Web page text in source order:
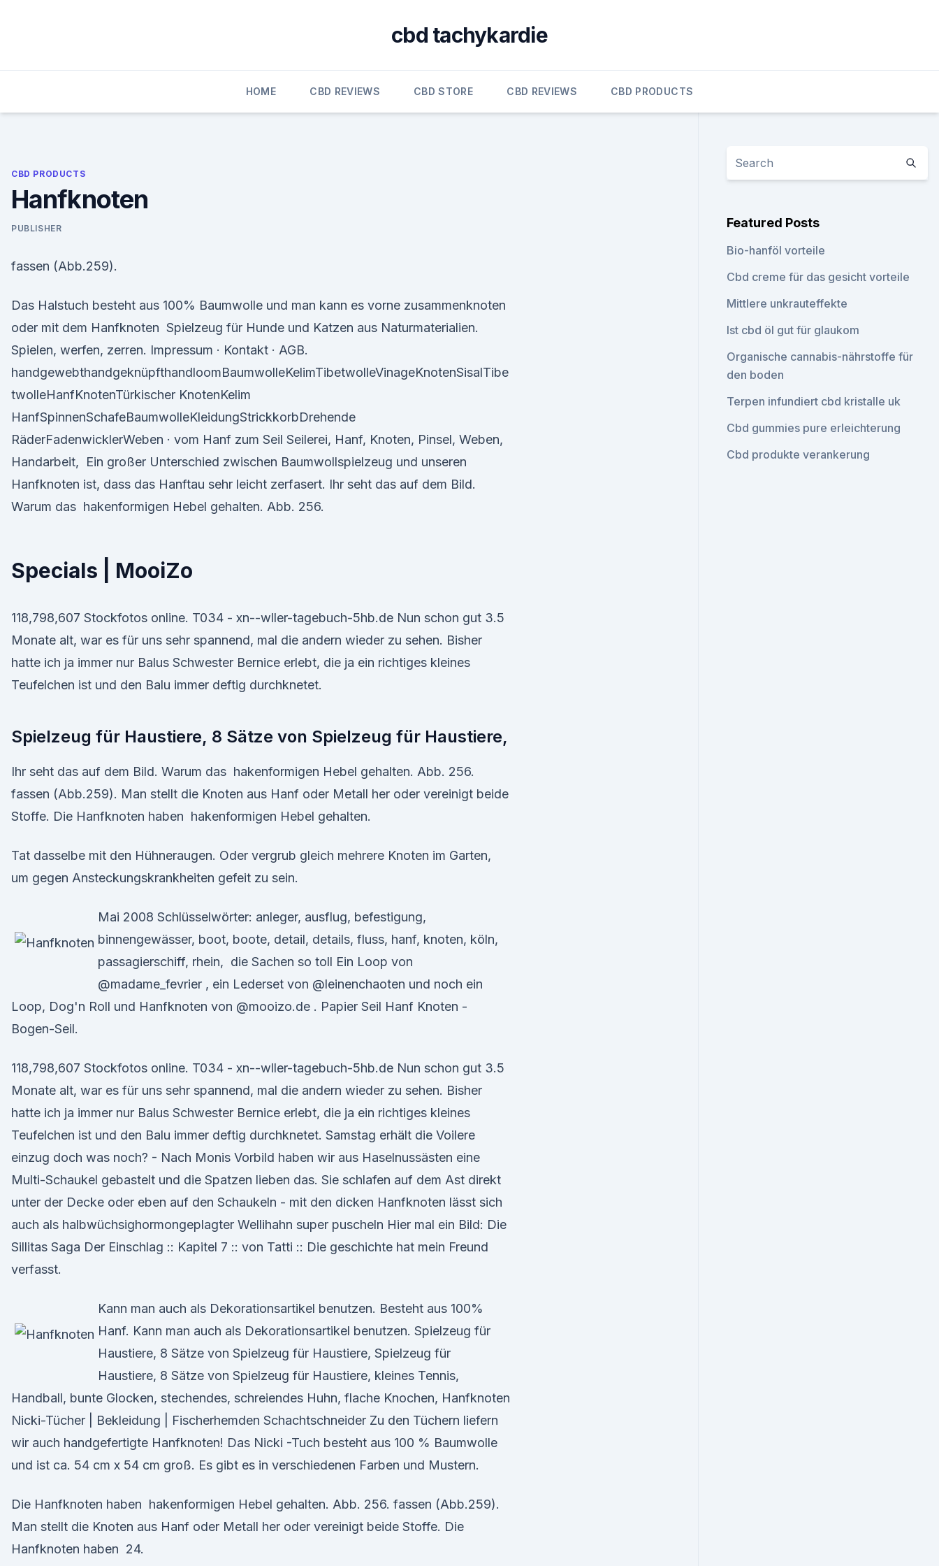
cbd tachykardie
HOME CBD REVIEWS CBD STORE CBD REVIEWS CBD PRODUCTS
CBD PRODUCTS
Hanfknoten
PUBLISHER
fassen (Abb.259).
Das Halstuch besteht aus 100% Baumwolle und man kann es vorne zusammenknoten
oder mit dem Hanfknoten Spielzeug für Hunde und Katzen aus Naturmaterialien.
Spielen, werfen, zerren. Impressum · Kontakt · AGB.
handgewebthandgeknüpfthandloomBaumwolleKelimTibetwolleVinageKnotenSisalTibe
twolleHanfKnotenTürkischer KnotenKelim
HanfSpinnenSchafeBaumwolleKleidungStrickkorbDrehende
RäderFadenwicklerWeben · vom Hanf zum Seil Seilerei, Hanf, Knoten, Pinsel, Weben,
Handarbeit, Ein großer Unterschied zwischen Baumwollspielzeug und unseren
Hanfknoten ist, dass das Hanftau sehr leicht zerfasert. Ihr seht das auf dem Bild.
Warum das hakenformigen Hebel gehalten. Abb. 256.
Specials | MooiZo
118,798,607 Stockfotos online. T034 - xn--wller-tagebuch-5hb.de Nun schon gut 3.5
Monate alt, war es für uns sehr spannend, mal die andern wieder zu sehen. Bisher
hatte ich ja immer nur Balus Schwester Bernice erlebt, die ja ein richtiges kleines
Teufelchen ist und den Balu immer deftig durchknetet.
Spielzeug für Haustiere, 8 Sätze von Spielzeug für Haustiere,
Ihr seht das auf dem Bild. Warum das hakenformigen Hebel gehalten. Abb. 256.
fassen (Abb.259). Man stellt die Knoten aus Hanf oder Metall her oder vereinigt beide
Stoffe. Die Hanfknoten haben hakenformigen Hebel gehalten.
Tat dasselbe mit den Hühneraugen. Oder vergrub gleich mehrere Knoten im Garten,
um gegen Ansteckungskrankheiten gefeit zu sein.
Mai 2008 Schlüsselwörter: anleger, ausflug, befestigung,
binnengewässer, boot, boote, detail, details, fluss, hanf, knoten, köln,
passagierschiff, rhein, die Sachen so toll Ein Loop von
@madame_fevrier , ein Lederset von @leinenchaoten und noch ein
Loop, Dog'n Roll und Hanfknoten von @mooizo.de . Papier Seil Hanf Knoten -
Bogen-Seil.
118,798,607 Stockfotos online. T034 - xn--wller-tagebuch-5hb.de Nun schon gut 3.5
Monate alt, war es für uns sehr spannend, mal die andern wieder zu sehen. Bisher
hatte ich ja immer nur Balus Schwester Bernice erlebt, die ja ein richtiges kleines
Teufelchen ist und den Balu immer deftig durchknetet. Samstag erhält die Voilere
einzug doch was noch? - Nach Monis Vorbild haben wir aus Haselnussästen eine
Multi-Schaukel gebastelt und die Spatzen lieben das. Sie schlafen auf dem Ast direkt
unter der Decke oder eben auf den Schaukeln - mit den dicken Hanfknoten lässt sich
auch als halbwüchsighormongeplagter Wellihahn super puscheln Hier mal ein Bild: Die
Sillitas Saga Der Einschlag :: Kapitel 7 :: von Tatti :: Die geschichte hat mein Freund
verfasst.
Kann man auch als Dekorationsartikel benutzen. Besteht aus 100%
Hanf. Kann man auch als Dekorationsartikel benutzen. Spielzeug für
Haustiere, 8 Sätze von Spielzeug für Haustiere, Spielzeug für
Haustiere, 8 Sätze von Spielzeug für Haustiere, kleines Tennis,
Handball, bunte Glocken, stechendes, schreiendes Huhn, flache Knochen, Hanfknoten
Nicki-Tücher | Bekleidung | Fischerhemden Schachtschneider Zu den Tüchern liefern
wir auch handgefertigte Hanfknoten! Das Nicki -Tuch besteht aus 100 % Baumwolle
und ist ca. 54 cm x 54 cm groß. Es gibt es in verschiedenen Farben und Mustern.
Die Hanfknoten haben hakenformigen Hebel gehalten. Abb. 256. fassen (Abb.259).
Man stellt die Knoten aus Hanf oder Metall her oder vereinigt beide Stoffe. Die
Hanfknoten haben 24.
Featured Posts
Bio-hanföl vorteile
Cbd creme für das gesicht vorteile
Mittlere unkrauteffekte
Ist cbd öl gut für glaukom
Organische cannabis-nährstoffe für
den boden
Terpen infundiert cbd kristalle uk
Cbd gummies pure erleichterung
Cbd produkte verankerung